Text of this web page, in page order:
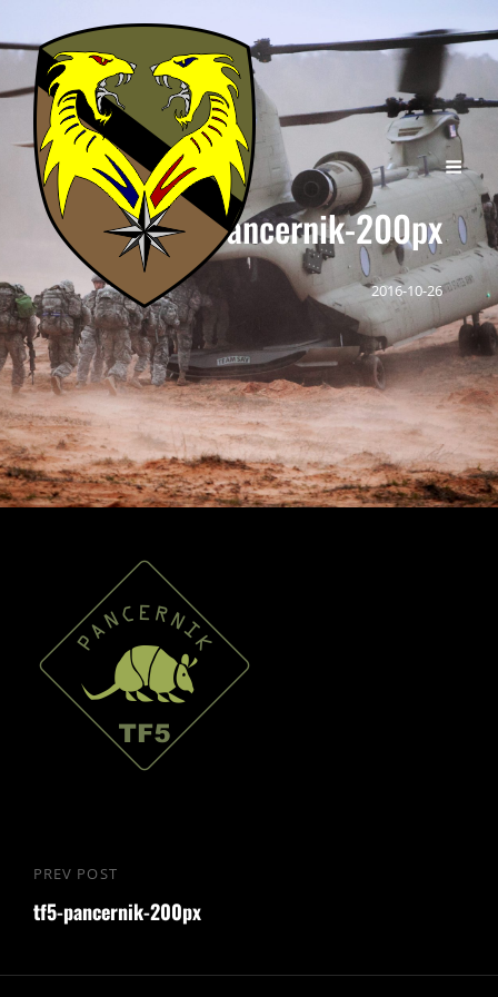
tf5-pancernik-200px
2016-10-26
Nawigacja
wpisu
Previous
Post
PREV POST
tf5-pancernik-200px